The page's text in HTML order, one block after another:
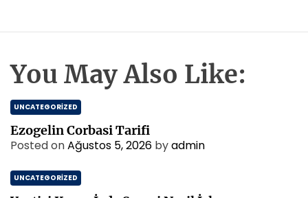
You May Also Like:
UNCATEGORIZED
Ezogelin Corbasi Tarifi
Posted onAğustos 5, 2026 byadmin
UNCATEGORIZED